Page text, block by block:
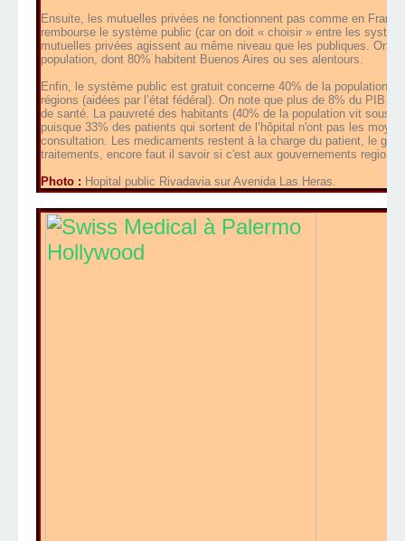
Ensuite, les mutuelles privées ne fonctionnent pas comme en
rembourse le système public (car on doit « choisir » entre les
mutuelles privées agissent au même niveau que les publiques. On
population, dont 80% habitent Buenos Aires ou ses alentours.
Enfin, le système public est gratuit concerne 40% de la population
régions (aidées par l’état fédéral). On note que plus de 8% du PIB
de santé. La pauvreté des habitants (40% de la population vit sous
puisque 33% des patients qui sortent de l’hôpital n'ont pas les
consultation. Les medicaments restent à la charge du patient, le
traitements, encore faut il savoir si c'est aux gouvernements
Photo : Hopital public Rivadavia sur Avenida Las Heras.